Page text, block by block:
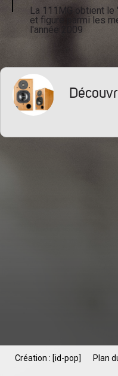
La 111MG obtient le
et figure parmi les
l'année 2009
Création : [id-pop] Plan